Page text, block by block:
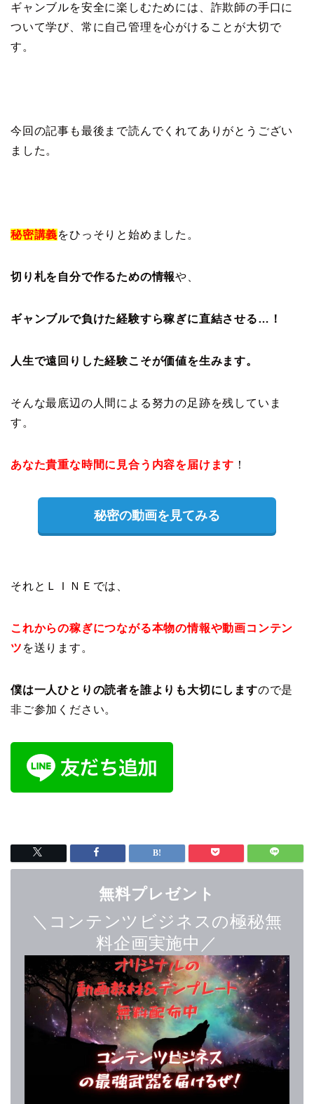
ギャンブルを安全に楽しむためには、詐欺師の手口に
ついて学び、常に自己管理を心がけることが大切で
す。
今回の記事も最後まで読んでくれてありがとうござい
ました。
秘密講義をひっそりと始めました。
切り札を自分で作るための情報や、
ギャンブルで負けた経験すら稼ぎに直結させる…！
人生で遠回りした経験こそが価値を生みます。
そんな最底辺の人間による努力の足跡を残していま
す。
あなた貴重な時間に見合う内容を届けます ！
秘密の動画を見てみる
それとＬＩＮＥでは、
これからの稼ぎにつながる本物の情報や動画コンテン
ツ を送ります。
僕は一人ひとりの読者を誰よりも大切にしますので是
非ご参加ください。
無料プレゼント
＼コンテンツビジネスの極秘無
料企画実施中／